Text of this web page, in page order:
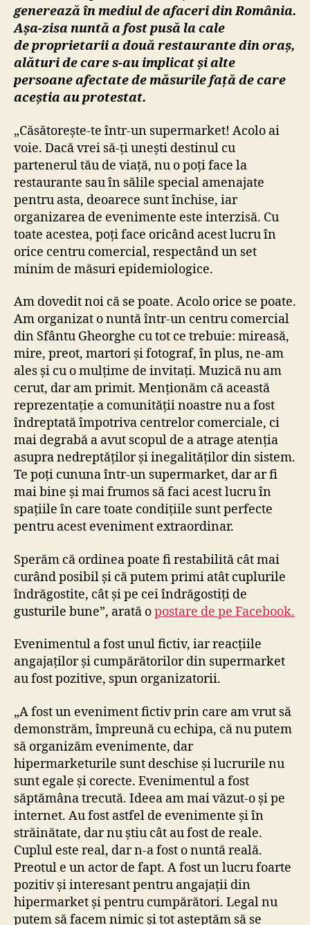
generează în mediul de afaceri din România.
Așa-zisa nuntă a fost pusă la cale
deproprietarii a două restaurante din oraș,
alături de care s-au implicat și alte
persoane afectate de măsurile față de care
aceștia au protestat.
„Căsătorește-te într-un supermarket! Acolo ai
voie. Dacă vrei să-ți unești destinul cu
partenerul tău de viață, nu o poți face la
restaurante sau în sălile special amenajate
pentru asta, deoarece sunt închise, iar
organizarea de evenimente este interzisă. Cu
toate acestea, poți face oricând acest lucru în
orice centru comercial, respectând un set
minim de măsuri epidemiologice.
Am dovedit noi că se poate. Acolo orice se poate.
Am organizat o nuntă într-un centru comercial
din Sfântu Gheorghe cu tot ce trebuie: mireasă,
mire, preot, martori și fotograf, în plus, ne-am
ales și cu o mulțime de invitați. Muzică nu am
cerut, dar am primit. Menționăm că această
reprezentație a comunității noastre nu a fost
îndreptată împotriva centrelor comerciale, ci
mai degrabă a avut scopul de a atrage atenția
asupra nedreptăților și inegalităților din sistem.
Te poți cununa într-un supermarket, dar ar fi
mai bine și mai frumos să faci acest lucru în
spațiile în care toate condițiile sunt perfecte
pentru acest eveniment extraordinar.
Sperăm că ordinea poate fi restabilită cât mai
curând posibil și că putem primi atât cuplurile
îndrăgostite, cât și pe cei îndrăgostiți de
gusturile bune”, arată opostare de pe Facebook.
Evenimentul a fost unul fictiv, iar reacțiile
angajaților și cumpărătorilor din supermarket
au fost pozitive, spun organizatorii.
„A fost un eveniment fictiv prin care am vrut să
demonstrăm, împreună cu echipa, că nu putem
să organizăm evenimente, dar
hipermarketurile sunt deschise și lucrurile nu
sunt egale și corecte. Evenimentul a fost
săptămâna trecută. Ideea am mai văzut-o și pe
internet. Au fost astfel de evenimente și în
străinătate, dar nu știu cât au fost de reale.
Cuplul este real, dar n-a fost o nuntă reală.
Preotul e un actor de fapt. A fost un lucru foarte
pozitiv și interesant pentru angajații din
hipermarket și pentru cumpărători. Legal nu
putem să facem nimic și tot așteptăm să se